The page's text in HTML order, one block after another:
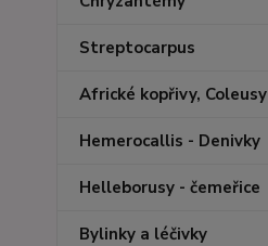
Streptocarpus
Africké kopřivy, Coleusy
Hemerocallis - Denivky
Helleborusy - čemeřice
Bylinky a léčivky